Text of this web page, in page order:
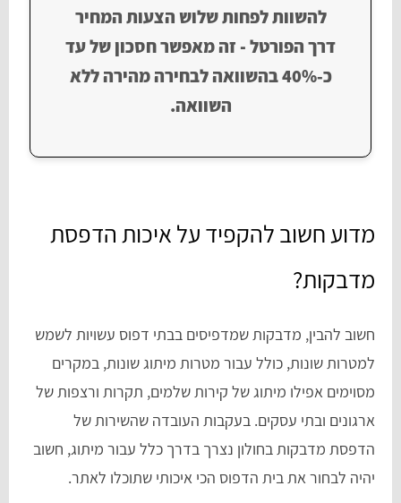
להשוות לפחות שלוש הצעות המחיר
דרך הפורטל - זה מאפשר חסכון של עד
כ‑40% בהשוואה לבחירה מהירה ללא
השוואה.
מדוע חשוב להקפיד על איכות הדפסת
מדבקות?
חשוב להבין, מדבקות שמדפיסים בבתי דפוס עשויות לשמש
למטרות שונות, כולל עבור מטרות מיתוג שונות, במקרים
מסוימים אפילו מיתוג של קירות שלמים, תקרות ורצפות של
ארגונים ובתי עסקים. בעקבות העובדה שהשירות של
הדפסת מדבקות בחולון נצרך בדרך כלל עבור מיתוג, חשוב
יהיה לבחור את בית הדפוס הכי איכותי שתוכלו לאתר.